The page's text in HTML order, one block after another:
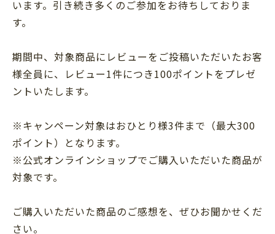
います。引き続き多くのご参加をお待ちしておりま
す。
期間中、対象商品にレビューをご投稿いただいたお客
様全員に、レビュー1件につき100ポイントをプレゼ
ントいたします。
※キャンペーン対象はおひとり様3件まで（最大300
ポイント）となります。
※公式オンラインショップでご購入いただいた商品が
対象です。
ご購入いただいた商品のご感想を、ぜひお聞かせくだ
さい。